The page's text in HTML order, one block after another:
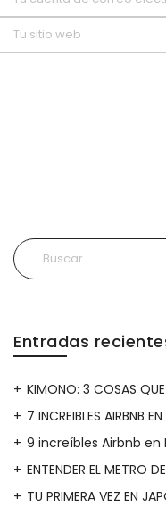
Buscar:
Entradas
KIMONO: 3 COSAS QUE
7 INCREIBLES AIRBNB
9 increíbles Airbnb
ENTENDER EL METRO
TU PRIMERA VEZ EN